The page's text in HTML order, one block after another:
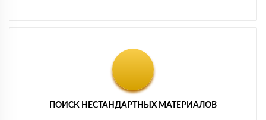
ПОИСК НЕСТАНДАРТНЫХ МАТЕРИАЛОВ